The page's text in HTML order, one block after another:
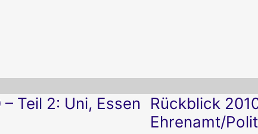
Teil 2: Uni, Essen
Rückblick
Ehrenamt/
Rückblick
2010
–